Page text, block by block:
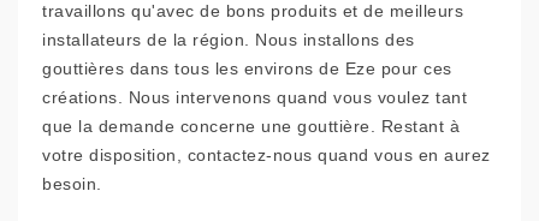
travaillons qu'avec de bons produits et de meilleurs
installateurs de la région. Nous installons des
gouttières dans tous les environs de Eze pour ces
créations. Nous intervenons quand vous voulez tant
que la demande concerne une gouttière. Restant à
votre disposition, contactez-nous quand vous en aurez
besoin.